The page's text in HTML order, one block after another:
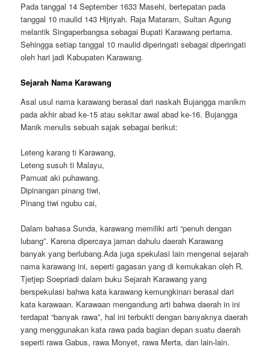
Pada tanggal 14 September 1633 Masehi, bertepatan pada
tanggal 10 maulid 143 Hijriyah. Raja Mataram, Sultan Agung
melantik Singaperbangsa sebagai Bupati Karawang pertama.
Sehingga setiap tanggal 10 maulid diperingati sebagai diperingati
oleh hari jadi Kabupaten Karawang.
Sejarah Nama Karawang
Asal usul nama karawang berasal dari naskah Bujangga manikm
pada akhir abad ke-15 atau sekitar awal abad ke-16. Bujangga
Manik menulis sebuah sajak sebagai berikut:
Leteng karang ti Karawang,
Leteng susuh ti Malayu,
Pamuat aki puhawang.
Dipinangan pinang tiwi,
Pinang tiwi ngubu cai,
Dalam bahasa Sunda, karawang memiliki arti “penuh dengan
lubang”. Karena dipercaya jaman dahulu daerah Karawang
banyak yang berlubang.Ada juga spekulasi lain mengenai sejarah
nama karawang ini, seperti gagasan yang di kemukakan oleh R.
Tjetjep Soepriadi dalam buku Sejarah Karawang yang
berspekulasi bahwa kata karawang kemungkinan berasal dari
kata karawaan. Karawaan mengandung arti bahwa daerah in ini
terdapat “banyak rawa”, hal ini terbukti dengan banyaknya daerah
yang menggunakan kata rawa pada bagian depan suatu daerah
seperti rawa Gabus, rawa Monyet, rawa Merta, dan lain-lain.